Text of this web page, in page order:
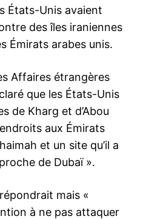
États-Unis avaient
des îles iraniennes
Émirats arabes unis.
Affaires étrangères
que les États-Unis
de Kharg et d’Abou
aux Émirats
et un site qu’il a
de Dubaï ».
mais «
à ne pas attaquer